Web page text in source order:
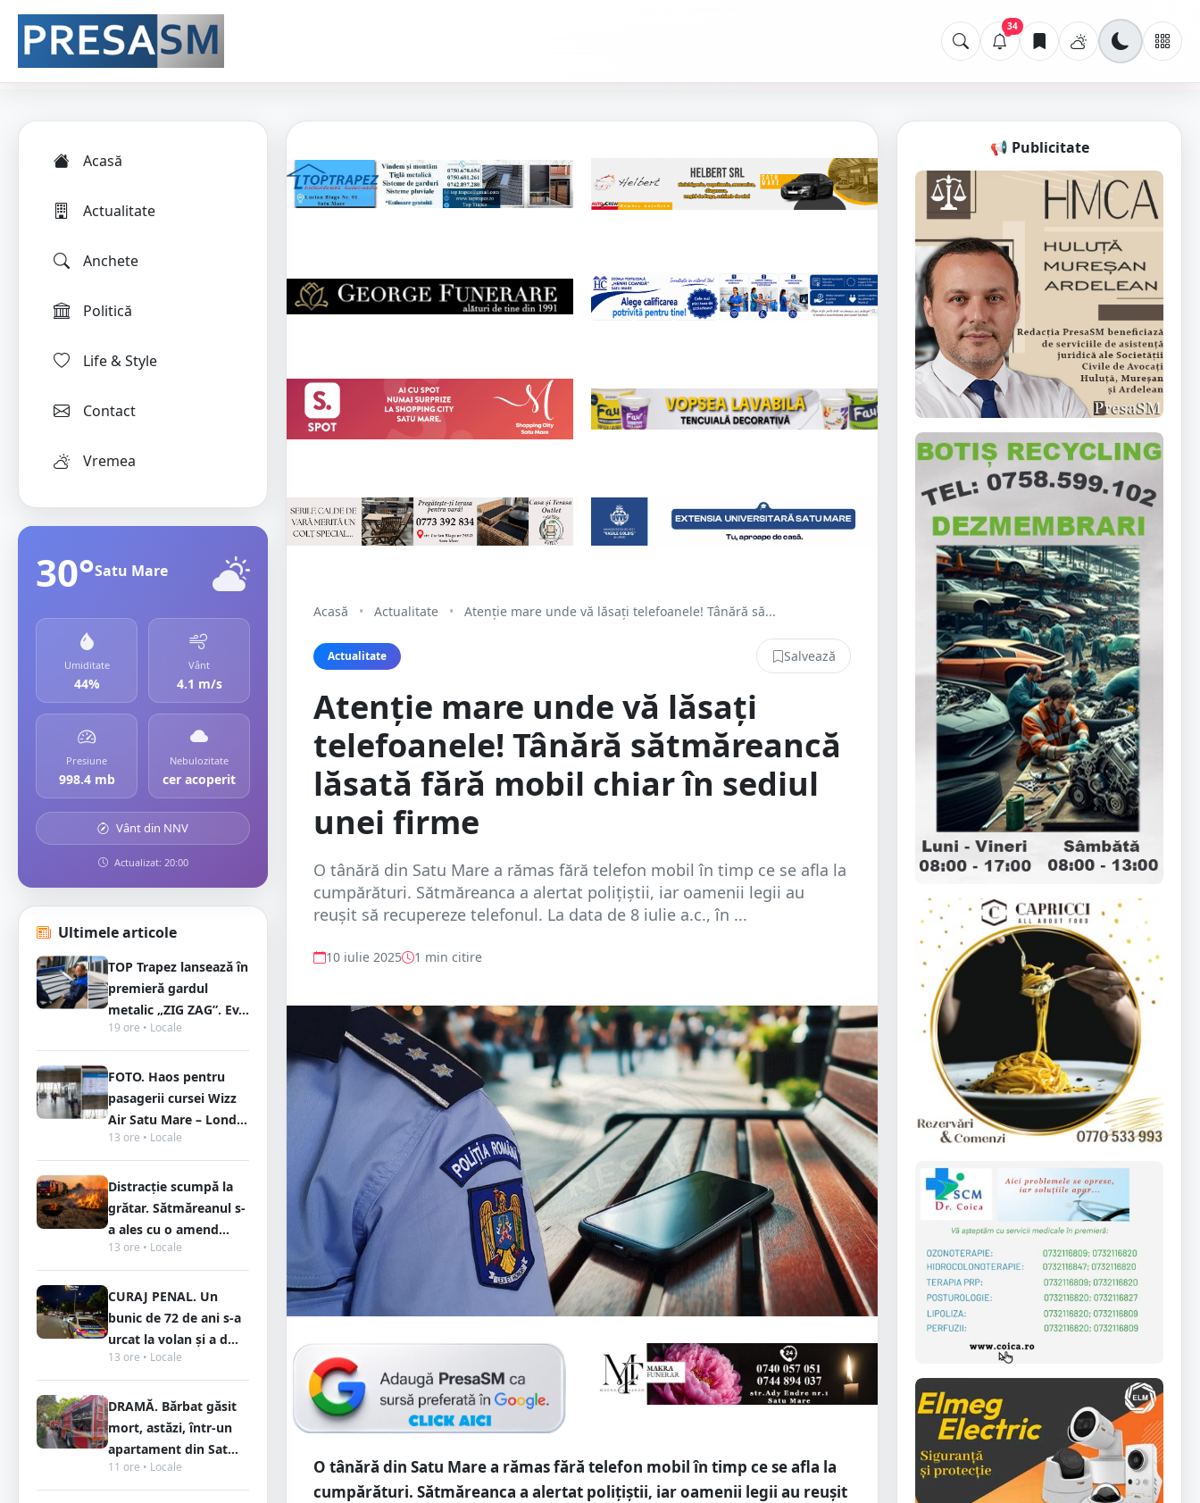
34
Acasă
Actualitate
Anchete
Politică
Life & Style
Contact
Vremea
30°Satu Mare
Umiditate
44%
Vânt
4.1 m/s
Presiune
998.4 mb
Nebulozitate
cer acoperit
Vânt din NNV
Actualizat: 20:00
Ultimele articole
TOP Trapez lansează în
premieră gardul
metalic „ZIG ZAG”. Ev...
19 ore • Locale
FOTO. Haos pentru
pasagerii cursei Wizz
Air Satu Mare – Lond...
13 ore • Locale
Distracție scumpă la
grătar. Sătmăreanul s-
a ales cu o amend...
13 ore • Locale
CURAJ PENAL. Un
bunic de 72 de ani s-a
urcat la volan și a d...
13 ore • Locale
DRAMĂ. Bărbat găsit
mort, astăzi, într-un
apartament din Sat...
11 ore • Locale
Acasă • Actualitate • Atenție mare unde vă lăsați telefoanele! Tânără să...
Actualitate Salvează
Atenție mare unde vă lăsați
telefoanele! Tânără sătmăreancă
lăsată fără mobil chiar în sediul
unei firme
O tânără din Satu Mare a rămas fără telefon mobil în timp ce se afla la
cumpărături. Sătmăreanca a alertat polițiștii, iar oamenii legii au
reușit să recupereze telefonul. La data de 8 iulie a.c., în ...
10 iulie 2025 1 min citire
O tânără din Satu Mare a rămas fără telefon mobil în timp ce se afla la
cumpărături. Sătmăreanca a alertat polițiștii, iar oamenii legii au reușit
📢 Publicitate